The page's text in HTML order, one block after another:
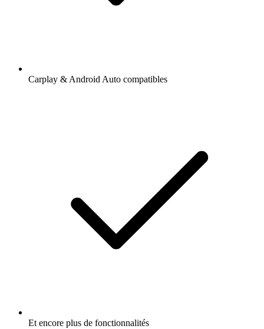
Carplay & Android Auto compatibles
Et encore plus de fonctionnalités